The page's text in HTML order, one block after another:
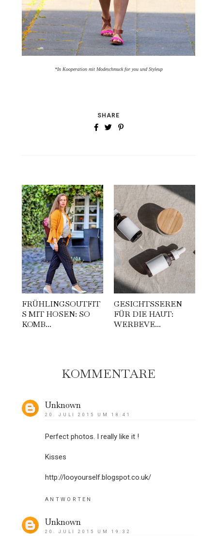
*In Kooperation mit Modeschmuck for you und Styleup
SHARE
FRÜHLINGSOUTFIT
S MIT HOSEN: SO
KOMB...
GESICHTSSEREN
FÜR DIE HAUT:
WERBEVE...
KOMMENTARE
Unknown
20. JULI 2015 UM 18:41
Perfect photos. I really like it !
Kisses
http://looyourself.blogspot.co.uk/
ANTWORTEN
Unknown
20. JULI 2015 UM 19:32